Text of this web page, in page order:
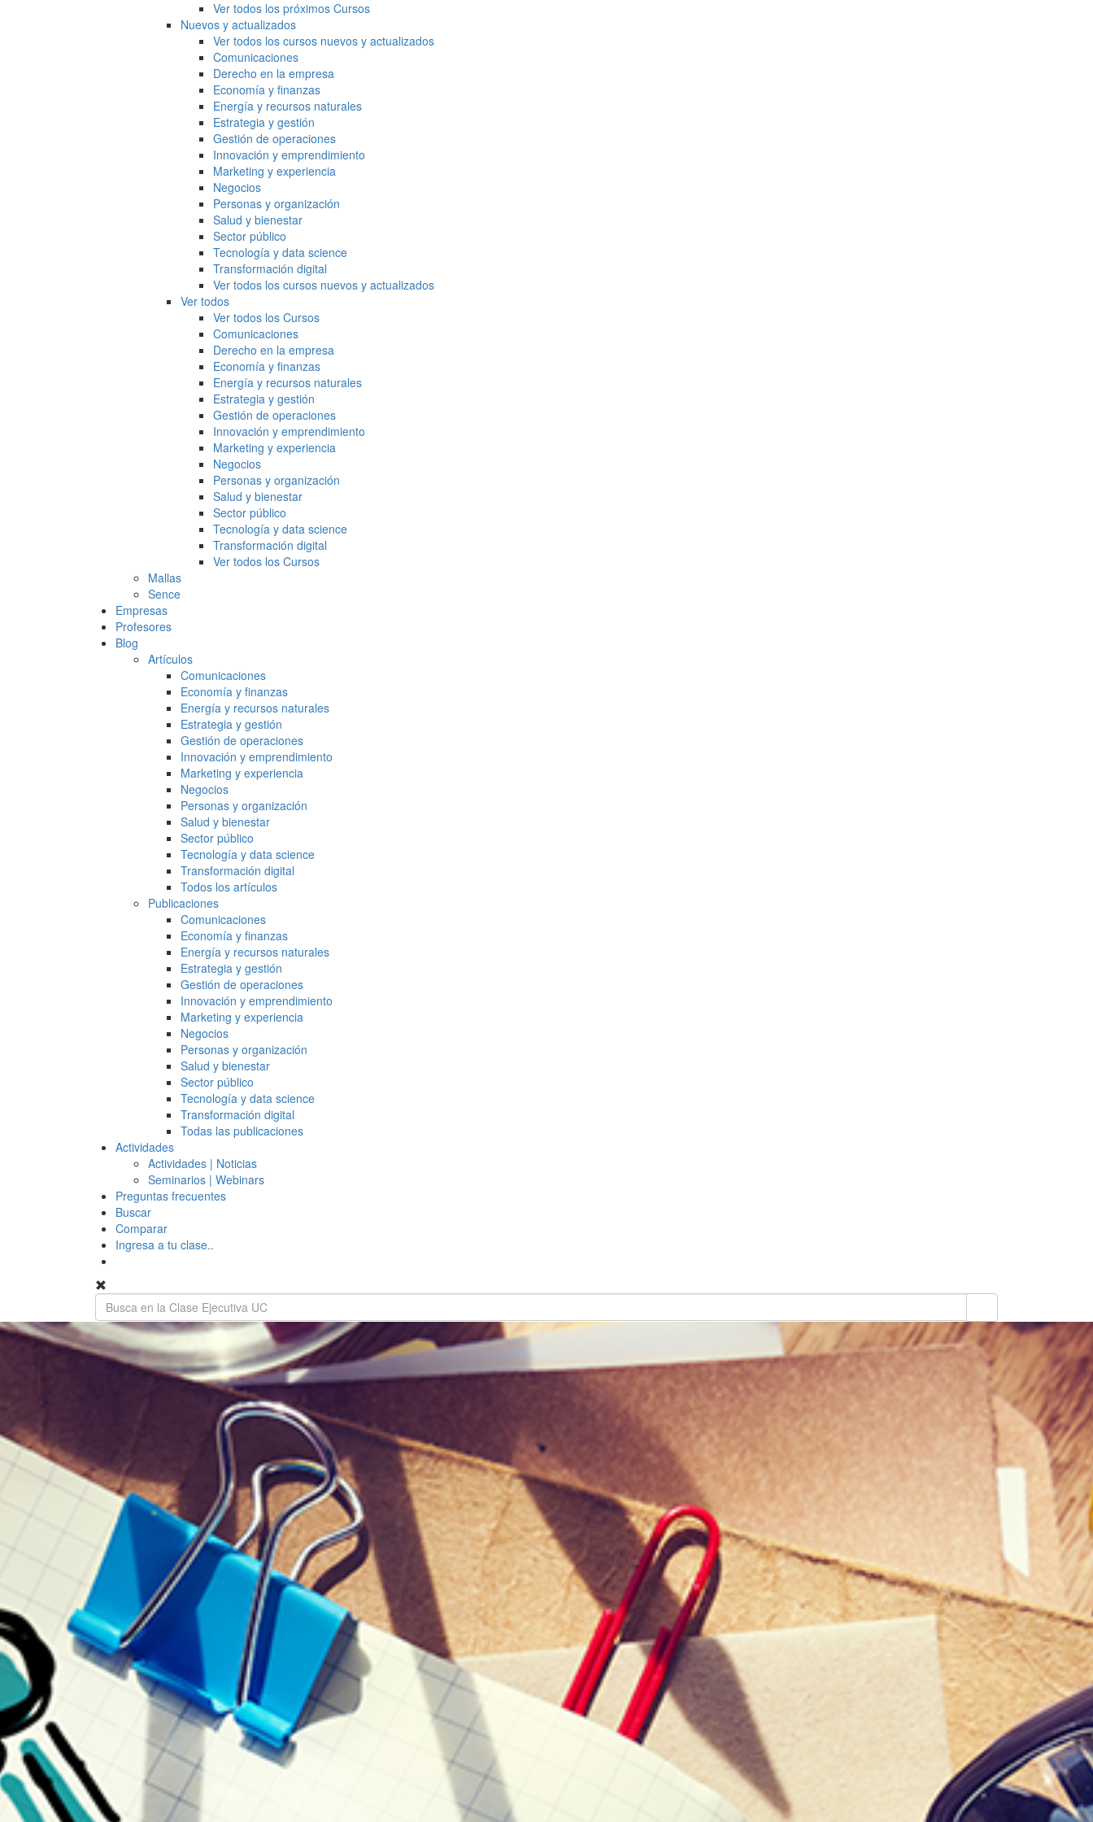
Ver todos los próximos Cursos
Nuevos y actualizados
Ver todos los cursos nuevos y actualizados
Comunicaciones
Derecho en la empresa
Economía y finanzas
Energía y recursos naturales
Estrategia y gestión
Gestión de operaciones
Innovación y emprendimiento
Marketing y experiencia
Negocios
Personas y organización
Salud y bienestar
Sector público
Tecnología y data science
Transformación digital
Ver todos los cursos nuevos y actualizados
Ver todos
Ver todos los Cursos
Comunicaciones
Derecho en la empresa
Economía y finanzas
Energía y recursos naturales
Estrategia y gestión
Gestión de operaciones
Innovación y emprendimiento
Marketing y experiencia
Negocios
Personas y organización
Salud y bienestar
Sector público
Tecnología y data science
Transformación digital
Ver todos los Cursos
Mallas
Sence
Empresas
Profesores
Blog
Artículos
Comunicaciones
Economía y finanzas
Energía y recursos naturales
Estrategia y gestión
Gestión de operaciones
Innovación y emprendimiento
Marketing y experiencia
Negocios
Personas y organización
Salud y bienestar
Sector público
Tecnología y data science
Transformación digital
Todos los artículos
Publicaciones
Comunicaciones
Economía y finanzas
Energía y recursos naturales
Estrategia y gestión
Gestión de operaciones
Innovación y emprendimiento
Marketing y experiencia
Negocios
Personas y organización
Salud y bienestar
Sector público
Tecnología y data science
Transformación digital
Todas las publicaciones
Actividades
Actividades | Noticias
Seminarios | Webinars
Preguntas frecuentes
Buscar
Comparar
Ingresa a tu clase..